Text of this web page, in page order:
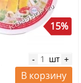
15%
- шт +
В корзину